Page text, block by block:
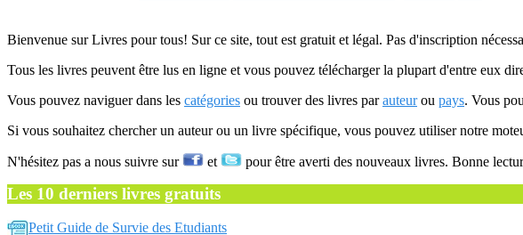
Bienvenue sur Livres pour tous! Sur ce site, tout est gratuit et légal. Pas d'inscription
Tous les livres peuvent être lus en ligne et vous pouvez télécharger la plupart d'entre eux
Vous pouvez naviguer dans les catégories ou trouver des livres parauteurou pays. Vous
Si vous souhaitez chercher un auteur ou un livre spécifique, vous pouvez utiliser notre
N'hésitez pas a nous suivre sur et pour être averti des nouveaux livres. Bonne
Les 10 derniers livres gratuits
Petit Guide de Survie des Etudiants